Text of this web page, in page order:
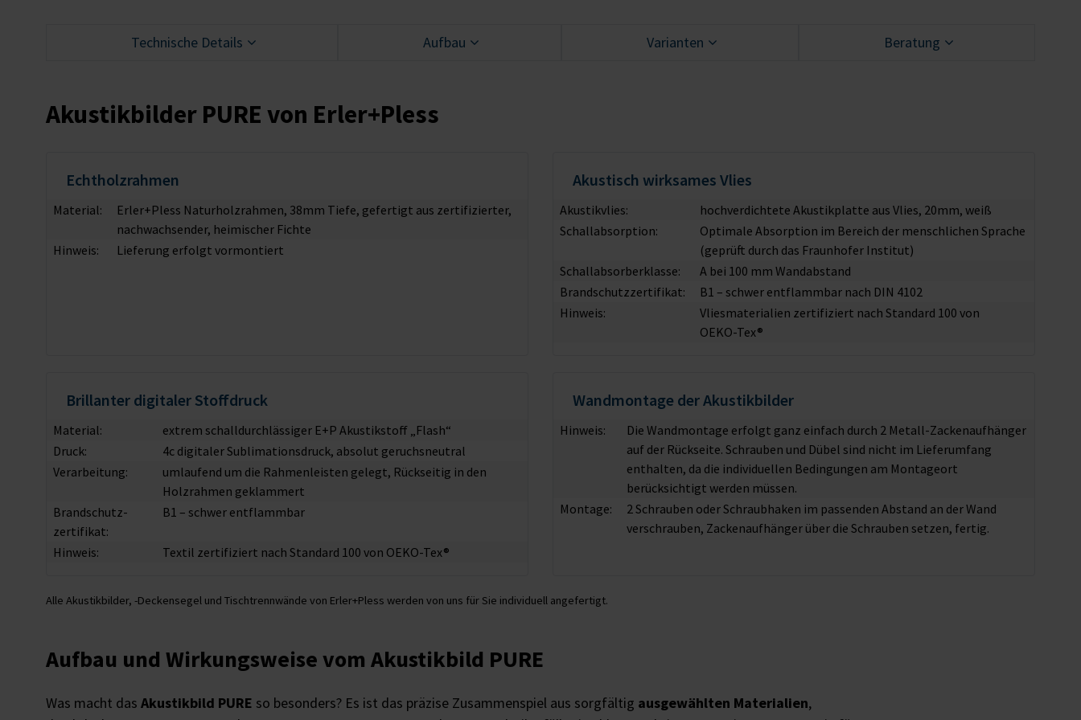
Technische Details Aufbau Varianten Beratung
Akustikbilder PURE von Erler+Pless
Echtholzrahmen
Material:
Erler+Pless Naturholzrahmen, 38mm Tiefe, gefertigt aus zertifizierter,
nachwachsender, heimischer Fichte
Hinweis:
Lieferung erfolgt vormontiert
Akustisch wirksames Vlies
Akustikvlies:
hochverdichtete Akustikplatte aus Vlies, 20mm, weiß
Schallabsorption:
Optimale Absorption im Bereich der menschlichen Sprache
(geprüft durch das Fraunhofer Institut)
Schallabsorberklasse:
A bei 100 mm Wandabstand
Brandschutzzertifikat:
B1 – schwer entflammbar nach DIN 4102
Hinweis:
Vliesmaterialien zertifiziert nach Standard 100 von
OEKO-Tex®
Brillanter digitaler Stoffdruck
Material:
extrem schalldurchlässiger E+P Akustikstoff „Flash“
Druck:
4c digitaler Sublimationsdruck, absolut geruchsneutral
Verarbeitung:
umlaufend um die Rahmenleisten gelegt, Rückseitig in den
Holzrahmen geklammert
Brandschutz­
zertifikat:
B1 – schwer entflammbar
Hinweis: Textil zertifiziert nach Standard 100 von OEKO-Tex®
Wandmontage der Akustikbilder
Hinweis:
Die Wandmontage erfolgt ganz einfach durch 2 Metall-Zackenaufhänger
auf der Rückseite. Schrauben und Dübel sind nicht im Lieferumfang
enthalten, da die individuellen Bedingungen am Montageort
berücksichtigt werden müssen.
Montage:
2 Schrauben oder Schraubhaken im passenden Abstand an der Wand
verschrauben, Zackenaufhänger über die Schrauben setzen, fertig.
Alle Akustikbilder, -Deckensegel und Tischtrennwände von Erler+Pless werden von uns für Sie individuell angefertigt.
Aufbau und Wirkungsweise vom Akustikbild PURE
Was macht das Akustikbild PURE so besonders? Es ist das präzise Zusammenspiel aus sorgfältig ausgewählten Materialien,